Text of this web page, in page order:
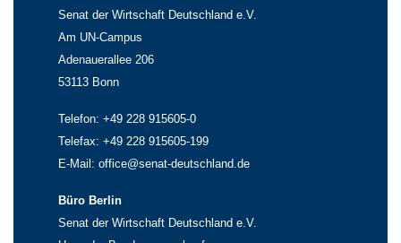
Senat der Wirtschaft Deutschland e.V.
Am UN-Campus
Adenauerallee 206
53113 Bonn
Telefon: +49 228 915605-0
Telefax: +49 228 915605-199
E-Mail: office@senat-deutschland.de
Büro Berlin
Senat der Wirtschaft Deutschland e.V.